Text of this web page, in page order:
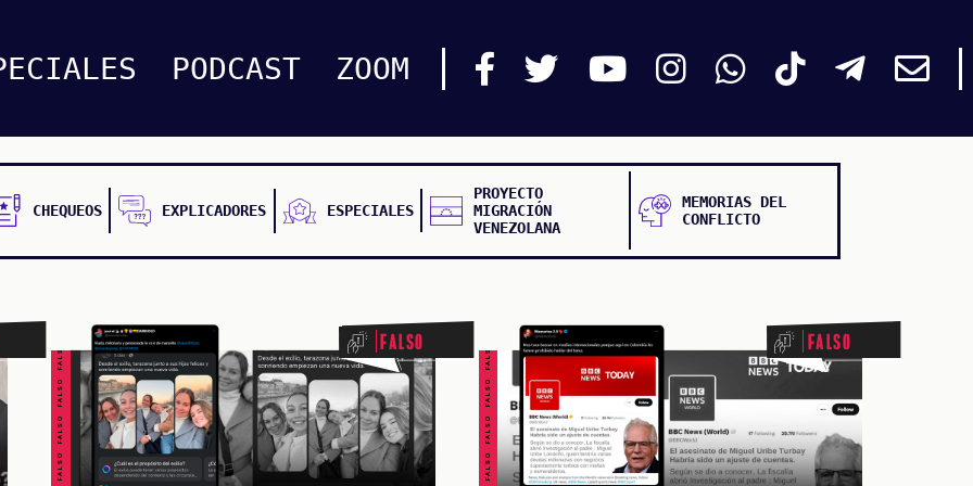
PODCAST ZOOM
CHEQUEOS EXPLICADORES ESPECIALES
PROYECTO
MIGRACIÓN
VENEZOLANA
MEMORIAS DEL
CONFLICTO
FALSO FALSO FALSO FALSO FALSO FALSO FALSO Falso FALSO FALSO FALSO FALSO FALSO FALSO FALSO Falso